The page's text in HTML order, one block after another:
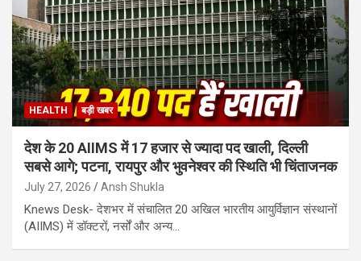
HEALTH बड़ी खबर
देश के 20 AIIMS में 17 हजार से ज्यादा पद खाली, दिल्ली
सबसे आगे; पटना, रायपुर और भुवनेश्वर की स्थिति भी चिंताजनक
July 27, 2026 Ansh Shukla
Knews Desk- देशभर में संचालित 20 अखिल भारतीय आयुर्विज्ञान संस्थानों
(AIIMS) में डॉक्टरों, नर्सों और अन्य…